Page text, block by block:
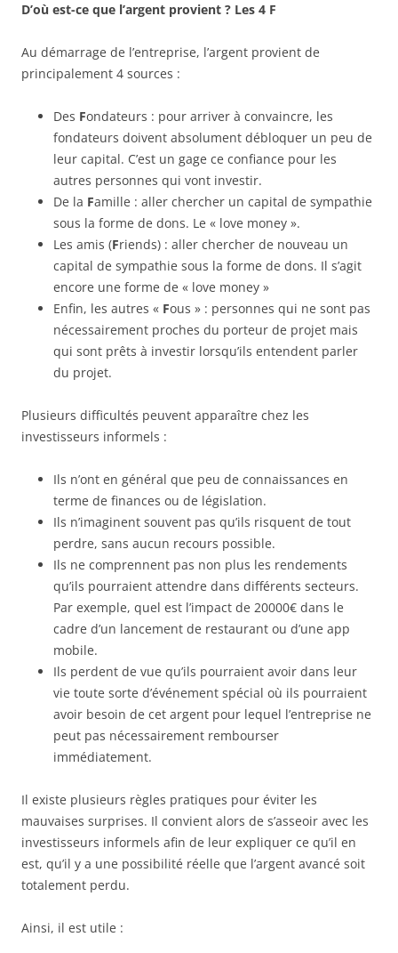
D’où est-ce que l’argent provient ? Les 4 F
Au démarrage de l’entreprise, l’argent provient de
principalement 4 sources :
Des Fondateurs : pour arriver à convaincre, les
fondateurs doivent absolument débloquer un peu de
leur capital. C’est un gage ce confiance pour les
autres personnes qui vont investir.
De la Famille : aller chercher un capital de sympathie
sous la forme de dons. Le « love money ».
Les amis (Friends) : aller chercher de nouveau un
capital de sympathie sous la forme de dons. Il s’agit
encore une forme de « love money »
Enfin, les autres « Fous » : personnes qui ne sont pas
nécessairement proches du porteur de projet mais
qui sont prêts à investir lorsqu’ils entendent parler
du projet.
Plusieurs difficultés peuvent apparaître chez les
investisseurs informels :
Ils n’ont en général que peu de connaissances en
terme de finances ou de législation.
Ils n’imaginent souvent pas qu’ils risquent de tout
perdre, sans aucun recours possible.
Ils ne comprennent pas non plus les rendements
qu’ils pourraient attendre dans différents secteurs.
Par exemple, quel est l’impact de 20000€ dans le
cadre d’un lancement de restaurant ou d’une app
mobile.
Ils perdent de vue qu’ils pourraient avoir dans leur
vie toute sorte d’événement spécial où ils pourraient
avoir besoin de cet argent pour lequel l’entreprise ne
peut pas nécessairement rembourser
immédiatement.
Il existe plusieurs règles pratiques pour éviter les
mauvaises surprises. Il convient alors de s’asseoir avec les
investisseurs informels afin de leur expliquer ce qu’il en
est, qu’il y a une possibilité réelle que l’argent avancé soit
totalement perdu.
Ainsi, il est utile :